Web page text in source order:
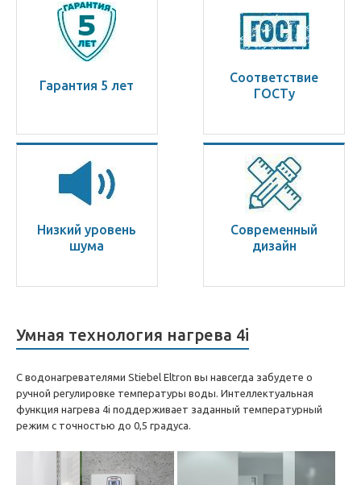
Гарантия 5 лет
Соответствие
ГОСТу
Низкий уровень
шума
Современный
дизайн
Умная технология нагрева 4i
С водонагревателями Stiebel Eltron вы навсегда забудете о
ручной регулировке температуры воды. Интеллектуальная
функция нагрева 4i поддерживает заданный температурный
режим с точностью до 0,5 градуса.